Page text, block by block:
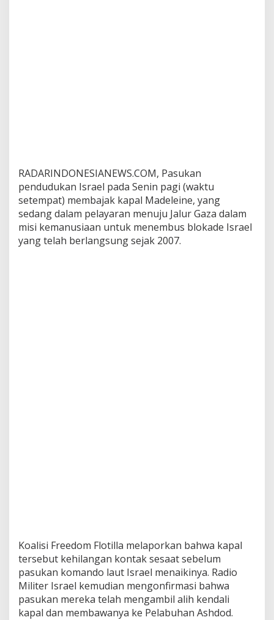
l
e
s
t
i
n
a
RADARINDONESIANEWS.COM, Pasukan
pendudukan Israel pada Senin pagi (waktu
setempat) membajak kapal Madeleine, yang
sedang dalam pelayaran menuju Jalur Gaza dalam
misi kemanusiaan untuk menembus blokade Israel
yang telah berlangsung sejak 2007.
Koalisi Freedom Flotilla melaporkan bahwa kapal
tersebut kehilangan kontak sesaat sebelum
pasukan komando laut Israel menaikinya. Radio
Militer Israel kemudian mengonfirmasi bahwa
pasukan mereka telah mengambil alih kendali
kapal dan membawanya ke Pelabuhan Ashdod.